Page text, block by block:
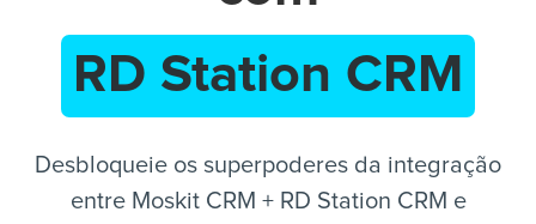
PT
RD Station CRM
Desbloqueie os superpoderes da integração
entre Moskit CRM + RD Station CRM e